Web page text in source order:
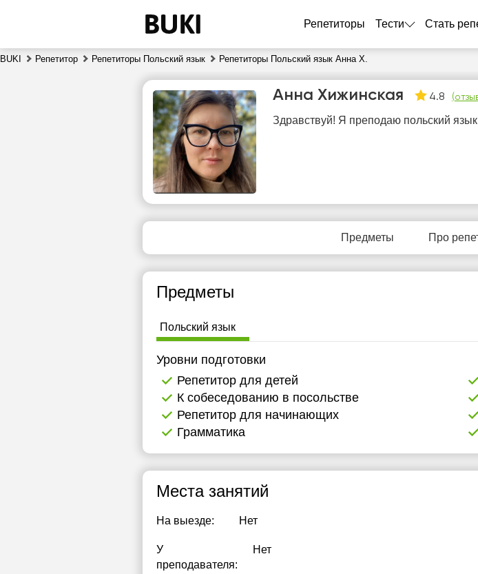
Репетиторы Тести Стать
BUKI Репетитор Репетиторы Польский язык Репетиторы Польский язык Анна Х.
Анна Хижинская 4.8 (
Здравствуй! Я преподаю польский
Предметы Про
Предметы
Польский язык
Уровни подготовки
Репетитор для детей
К собеседованию в посольстве
Репетитор для начинающих
Грамматика
Места занятий
На выезде: Нет
У
преподавателя:
Нет
сб
8
9
10
11
16:30
17:00
17:30
18:30
19:00
19:30
20:00
свободных
Нет
свободных
Нет